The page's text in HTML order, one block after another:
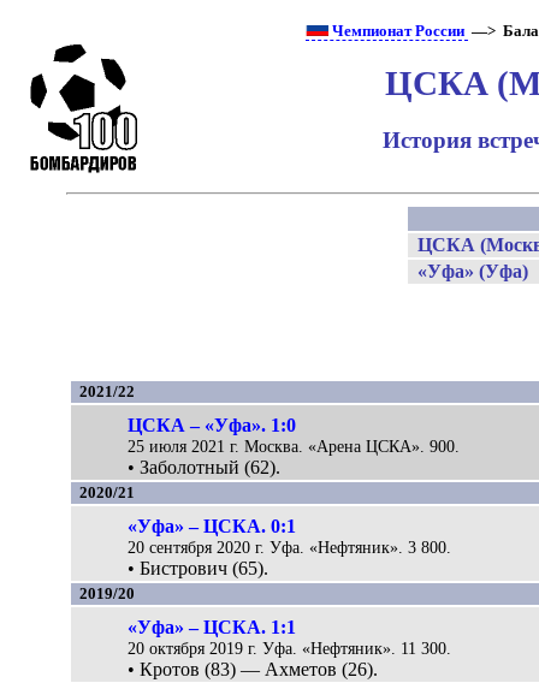
Чемпионат России —>
ЦСКА
История
ЦСКА
«Уфа» (Уфа)
2021/22
ЦСКА – «Уфа». 1:0
25 июля 2021 г. Москва. «Арена ЦСКА». 900.
• Заболотный (62).
2020/21
«Уфа» – ЦСКА. 0:1
20 сентября 2020 г. Уфа. «Нефтяник». 3 800.
• Бистрович (65).
2019/20
«Уфа» – ЦСКА. 1:1
20 октября 2019 г. Уфа. «Нефтяник». 11 300.
• Кротов (83) — Ахметов (26).